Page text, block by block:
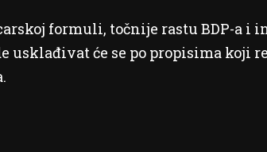
formuli, točnije rastu BDP-a i
usklađivat će se po propisima koji